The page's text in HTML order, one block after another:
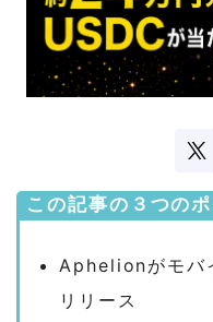
この記事の３つのポ
Aphelionがモバ
リリース